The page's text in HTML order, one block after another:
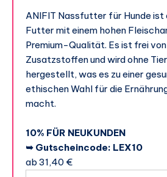
ANIFIT Nassfutter für Hunde
Futter mit einem hohen
Premium-Qualität. Es ist frei
Zusatzstoffen und wird ohne
hergestellt, was es zu einer
ethischen Wahl für die
macht.
10% FÜR NEUKUNDEN
➥ Gutscheincode: LEX10
ab 31,40 €